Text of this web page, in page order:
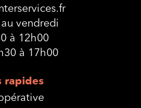
vendredi
à 12h00
à 17h00
rapides